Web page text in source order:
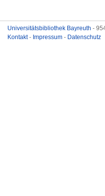
Universitätsbibliothek Bayreuth -
Kontakt- Impressum - Datenschutz